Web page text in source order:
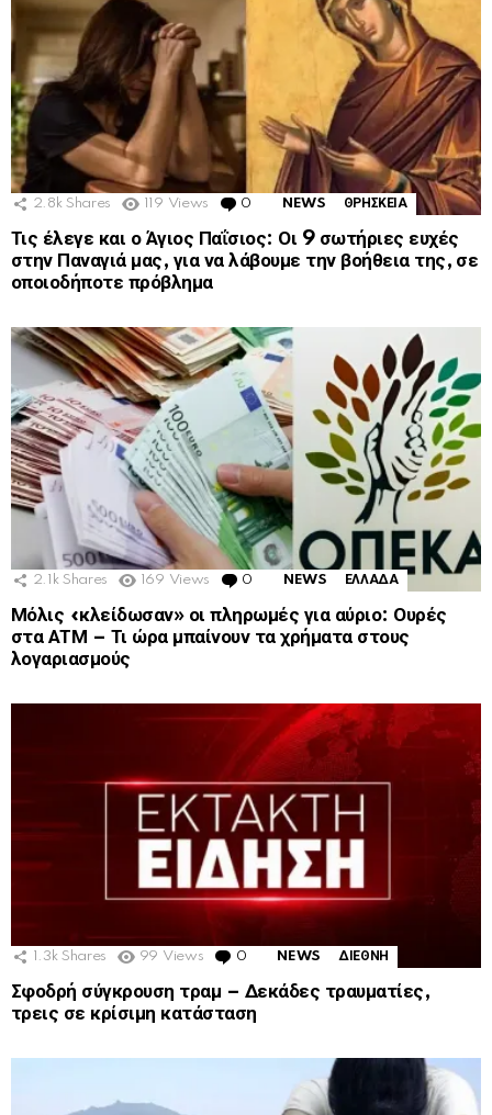
2.8k Shares 119 Views 0 Comments
NEWS ΘΡΗΣΚΕΙΑ
Τις έλεγε και ο Άγιος Παΐσιος: Οι 9 σωτήριες ευχές
στην Παναγιά μας, για να λάβουμε την βοήθεια της, σε
οποιοδήποτε πρόβλημα
2.1k Shares 169 Views 0 Comments
NEWS ΕΛΛΑΔΑ
Μόλις «κλείδωσαν» οι πληρωμές για αύριο: Ουρές
στα ΑΤΜ – Τι ώρα μπαίνουν τα χρήματα στους
λογαριασμούς
1.3k Shares 99 Views 0 Comments
NEWS ΔΙΕΘΝΗ
Σφοδρή σύγκρουση τραμ – Δεκάδες τραυματίες,
τρεις σε κρίσιμη κατάσταση